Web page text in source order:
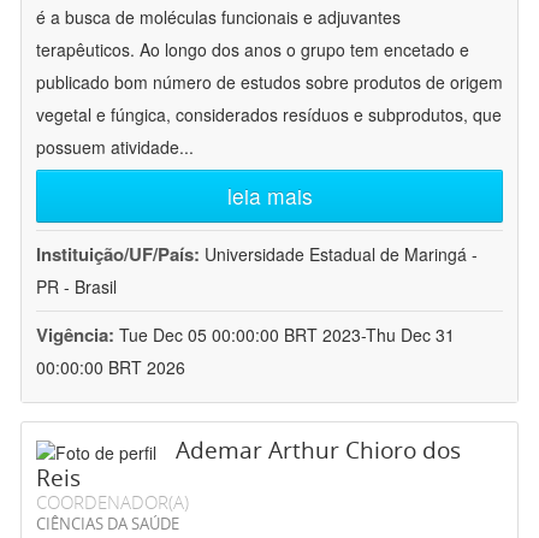
é a busca de moléculas funcionais e adjuvantes
terapêuticos. Ao longo dos anos o grupo tem encetado e
publicado bom número de estudos sobre produtos de origem
vegetal e fúngica, considerados resíduos e subprodutos, que
possuem atividade...
leia mais
Instituição/UF/País: Universidade Estadual de Maringá -
PR - Brasil
Vigência: Tue Dec 05 00:00:00 BRT 2023-Thu Dec 31
00:00:00 BRT 2026
Ademar Arthur Chioro dos
Reis
COORDENADOR(A)
CIÊNCIAS DA SAÚDE